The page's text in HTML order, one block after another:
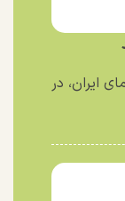
ایران، در